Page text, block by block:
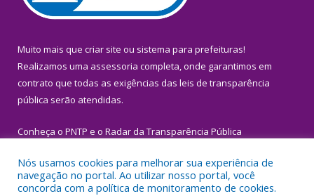
Muito mais que criar site ou sistema para prefeituras!
Realizamos uma assessoria completa, onde garantimos em
contrato que todas as exigências das leis de transparência
pública serão atendidas.
Conheça o PNTP e o Radar da Transparência Pública
Nós usamos cookies para melhorar sua experiência de
navegação no portal. Ao utilizar nosso portal, você
concorda com a política de monitoramento de cookies.